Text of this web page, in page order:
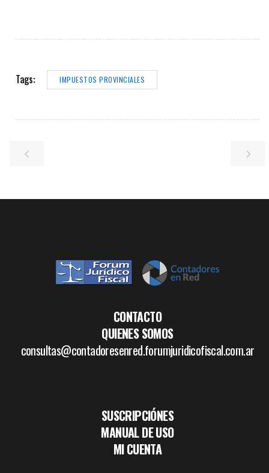
Tags: IMPUESTOS PROVINCIALES
CONTACTO
QUIENES SOMOS
consultas@contadoresenred.forumjuridicofiscal.com.ar
SUSCRIPCIÓNES
MANUAL DE USO
MI CUENTA